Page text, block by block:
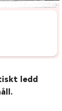
ledd